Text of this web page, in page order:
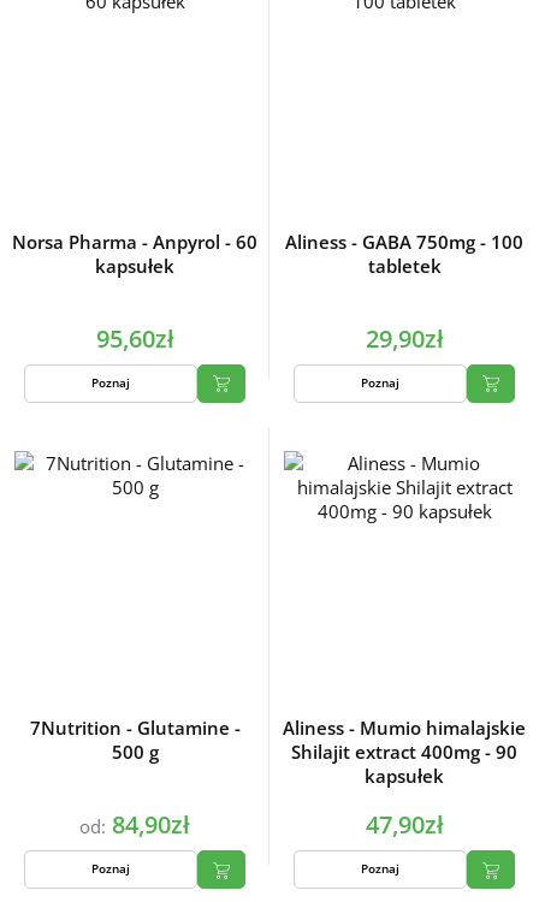
Norsa Pharma - Anpyrol - 60
kapsułek
95,60zł
Poznaj
Aliness - GABA 750mg - 100
tabletek
29,90zł
Poznaj
7Nutrition - Glutamine -
500 g
od: 84,90zł
Poznaj
Aliness - Mumio himalajskie
Shilajit extract 400mg - 90
kapsułek
47,90zł
Poznaj